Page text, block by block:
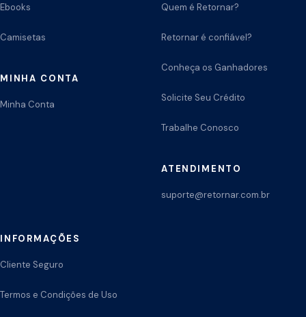
Ebooks
Camisetas
MINHA CONTA
Minha Conta
Quem é Retornar?
Retornar é confiável?
Conheça os Ganhadores
Solicite Seu Crédito
Trabalhe Conosco
ATENDIMENTO
suporte@retornar.com.br
INFORMAÇÕES
Cliente Seguro
Termos e Condições de Uso